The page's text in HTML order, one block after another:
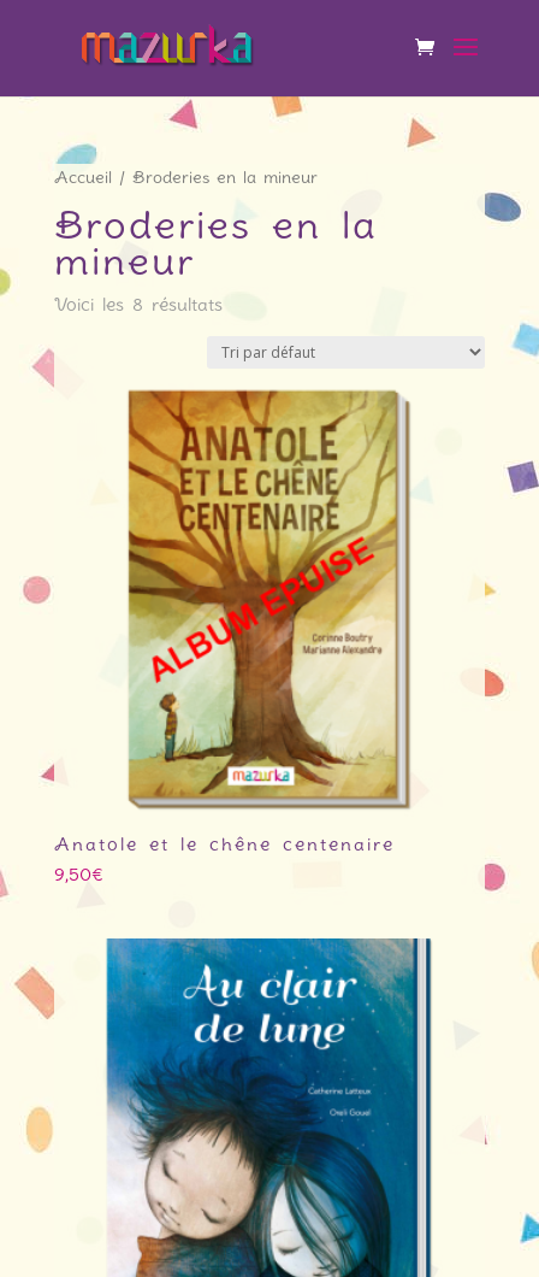
Accueil / Broderies en la mineur
Broderies en la
mineur
Voici les 8 résultats
Anatole et le chêne centenaire
9,50€